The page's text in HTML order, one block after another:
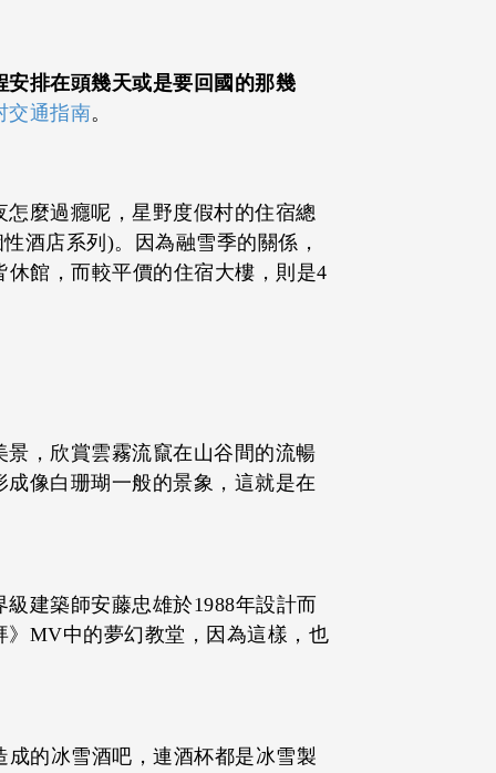
排在頭幾天或是要回國的那幾
交通指南。
麼過癮呢，星野度假村的住宿總
酒店系列)。因為融雪季的關係，
休館，而較平價的住宿大樓，則是4
，欣賞雲霧流竄在山谷間的流暢
像白珊瑚一般的景象，這就是在
建築師安藤忠雄於1988年設計而
MV中的夢幻教堂，因為這樣，也
的冰雪酒吧，連酒杯都是冰雪製